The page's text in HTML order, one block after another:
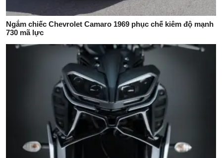
Ngắm chiếc Chevrolet Camaro 1969 phục chế kiêm độ mạnh
730 mã lực